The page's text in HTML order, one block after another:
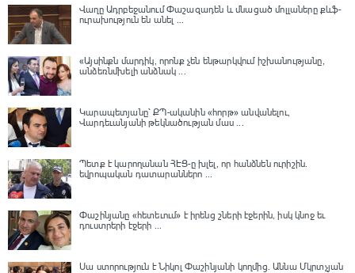
Վաղը Ադրբեջանում Փաշազադեն և մնացած մոլլաները քևֆ-
ուրախություն են անել ...
«Այսինքն մարդիկ, որոնք չեն ենթարկվում իշխանությանը,
անձեռնմխելի անձնակ ...
Կարապետյանը՝ ՔՊ-ականին «հորթ» անվանելու,
Վարդեւանյանի թեկնածության մաս ...
Պետք է կարողանան ՀԷՑ-ը խլել, որ հանձնեն ուրիշին.
եվրոպական դատարաններո ...
Փաշինյանը «հետեւում» է իրենց շների էջերին, իսկ կնոջ եւ
դուստրերի էջերի ...
Սա ստորություն է Նիկոլ Փաշինյանի կողմից․ Աննա Մկրտչյան